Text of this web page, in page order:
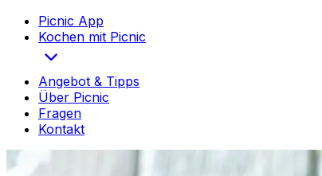
Picnic App
Kochen mit Picnic
Angebot & Tipps
Über Picnic
Fragen
Kontakt